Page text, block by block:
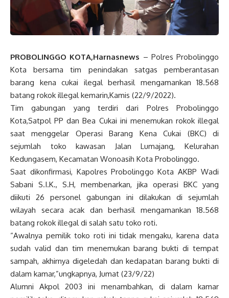
PROBOLINGGO KOTA,Harnasnews – Polres Probolinggo
Kota bersama tim penindakan satgas pemberantasan
barang kena cukai ilegal berhasil mengamankan 18.568
batang rokok illegal kemarin,Kamis (22/9/2022).
Tim gabungan yang terdiri dari Polres Probolinggo
Kota,Satpol PP dan Bea Cukai ini menemukan rokok illegal
saat menggelar Operasi Barang Kena Cukai (BKC) di
sejumlah toko kawasan Jalan Lumajang, Kelurahan
Kedungasem, Kecamatan Wonoasih Kota Probolinggo.
Saat dikonfirmasi, Kapolres Probolinggo Kota AKBP Wadi
Sabani S.I.K., S.H, membenarkan, jika operasi BKC yang
diikuti 26 personel gabungan ini dilakukan di sejumlah
wilayah secara acak dan berhasil mengamankan 18.568
batang rokok illegal di salah satu toko roti.
“Awalnya pemilik toko roti ini tidak mengaku, karena data
sudah valid dan tim menemukan barang bukti di tempat
sampah, akhirnya digeledah dan kedapatan barang bukti di
dalam kamar,”ungkapnya, Jumat (23/9/22)
Alumni Akpol 2003 ini menambahkan, di dalam kamar